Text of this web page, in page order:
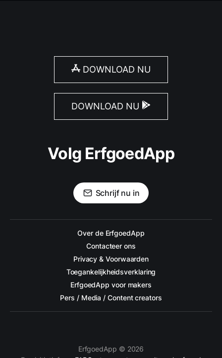
DOWNLOAD NU
DOWNLOAD NU
Volg ErfgoedApp
Schrijf nu in
Over de ErfgoedApp
Contacteer ons
Privacy & Voorwaarden
Toegankelijkheidsverklaring
ErfgoedApp voor makers
Pers / Media / Content creators
ErfgoedApp © 2026